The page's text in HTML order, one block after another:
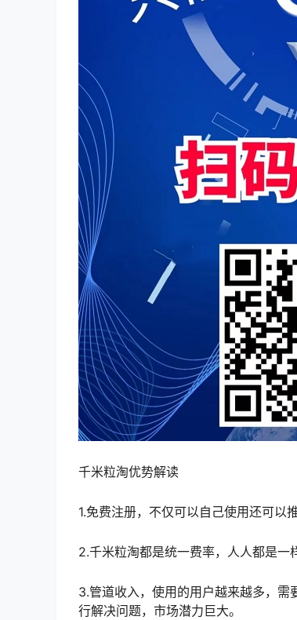
千米粒淘优势解读
1.免费注册，不仅可以自己使用还可以
2.千米粒淘都是统一费率，人人都是一
3.管道收入，使用的用户越来越多，
行解决问题，市场潜力巨大。